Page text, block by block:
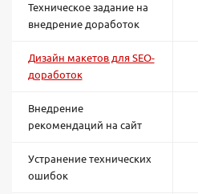
Техническое задание на
внедрение доработок
Дизайн макетов для SEO-
доработок
Внедрение
рекомендаций на сайт
Устранение технических
ошибок